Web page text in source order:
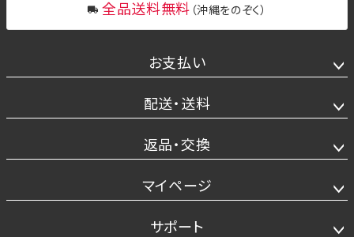
全品送料無料 （沖縄をのぞく）
お支払い
配送・送料
返品・交換
マイページ
サポート